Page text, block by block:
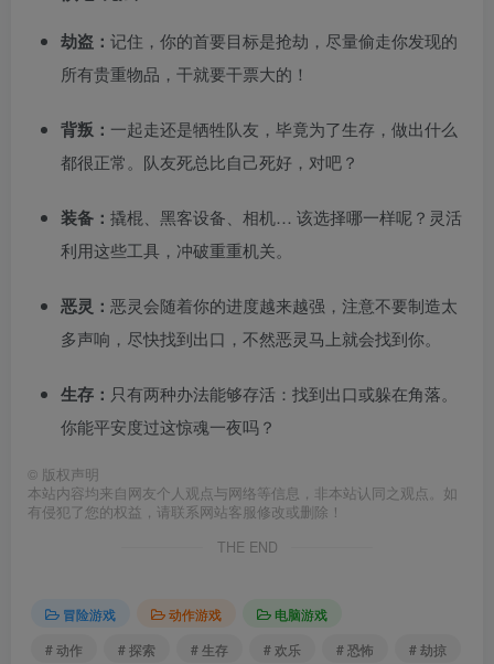
劫盗： 记住，你的首要目标是抢劫，尽量偷走你发现的
所有贵重物品，干就要干票大的！
背叛： 一起走还是牺牲队友，毕竟为了生存，做出什么
都很正常。队友死总比自己死好，对吧？
装备： 撬棍、黑客设备、相机… 该选择哪一样呢？灵活
利用这些工具，冲破重重机关。
恶灵： 恶灵会随着你的进度越来越强，注意不要制造太
多声响，尽快找到出口，不然恶灵马上就会找到你。
生存： 只有两种办法能够存活：找到出口或躲在角落。
你能平安度过这惊魂一夜吗？
© 版权声明
本站内容均来自网友个人观点与网络等信息，非本站认同之观点。如
有侵犯了您的权益，请联系网站客服修改或删除！
THE END
冒险游戏 动作游戏
电脑游戏
# 动作
# 探索 # 生存 # 欢乐 # 恐怖 # 劫掠